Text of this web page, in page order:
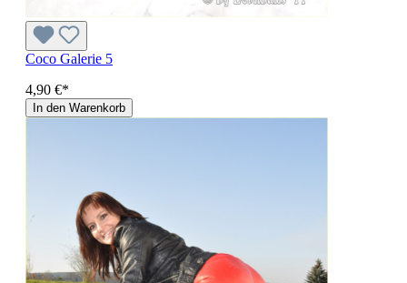
Coco Galerie 5
4,90 €*
In den Warenkorb